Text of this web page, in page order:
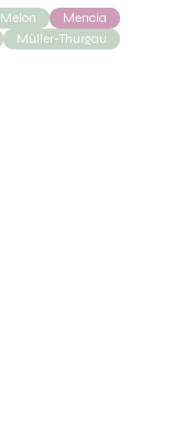
Melon
Mencia
Müller-Thurgau